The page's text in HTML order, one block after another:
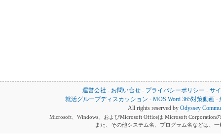
運営会社 - お問い合せ - プライバシーポリシー - サ
就活グループディスカッション -MOS Word 365対策動画 -
All rights reserved by Odyssey
Microsoft、Windows、およびMicrosoft Officeは Microsoft Corporation
また、その他システム名、プログラム名などは、